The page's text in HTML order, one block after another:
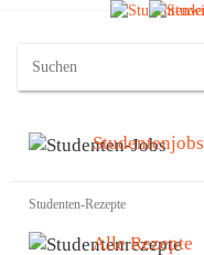
Studentenjobs
Studenten-Rezepte
Alle Rezepte